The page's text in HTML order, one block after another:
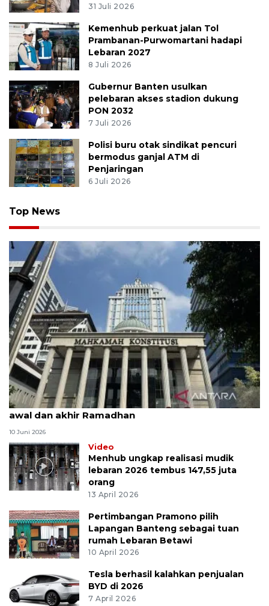
31 Juli 2026
Kemenhub perkuat jalan Tol
Prambanan-Purwomartani hadapi
Lebaran 2027
8 Juli 2026
Gubernur Banten usulkan
pelebaran akses stadion dukung
PON 2032
7 Juli 2026
Polisi buru otak sindikat pencuri
bermodus ganjal ATM di
Penjaringan
6 Juli 2026
Top News
MK uji materi UU Peradilan Agama perihal isbat
awal dan akhir Ramadhan
10 Juni 2026
Video
Menhub ungkap realisasi mudik
lebaran 2026 tembus 147,55 juta
orang
13 April 2026
Pertimbangan Pramono pilih
Lapangan Banteng sebagai tuan
rumah Lebaran Betawi
10 April 2026
Tesla berhasil kalahkan penjualan
BYD di 2026
7 April 2026